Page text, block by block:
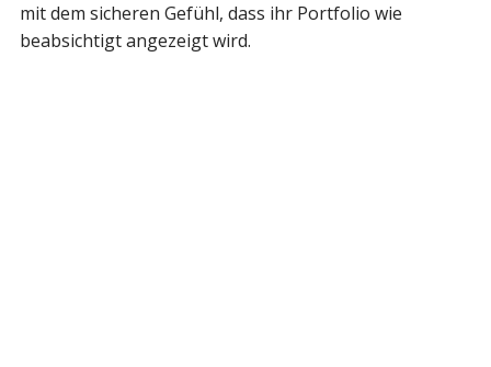
mit dem sicheren Gefühl, dass ihr Portfolio wie
beabsichtigt angezeigt wird.